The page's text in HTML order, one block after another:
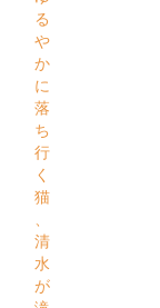
る
や
か
に
落
ち
行
く
猫
、
清
水
が